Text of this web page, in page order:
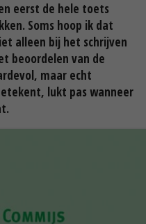
eerst de hele toets
Soms hoop ik dat
alleen bij het schrijven
beoordelen van de
maar echt
lukt pas wanneer